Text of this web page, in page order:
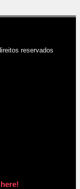
reservados